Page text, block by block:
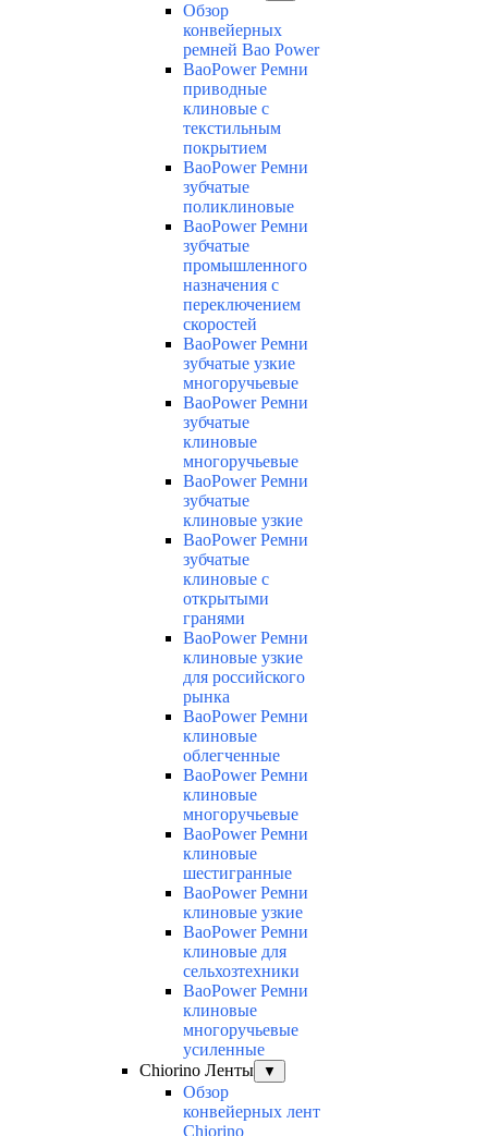
Обзор
конвейерных
ремней Bao Power
BaoPower Ремни
приводные
клиновые с
текстильным
покрытием
BaoPower Ремни
зубчатые
поликлиновые
BaoPower Ремни
зубчатые
промышленного
назначения с
переключением
скоростей
BaoPower Ремни
зубчатые узкие
многоручьевые
BaoPower Ремни
зубчатые
клиновые
многоручьевые
BaoPower Ремни
зубчатые
клиновые узкие
BaoPower Ремни
зубчатые
клиновые с
открытыми
гранями
BaoPower Ремни
клиновые узкие
для российского
рынка
BaoPower Ремни
клиновые
облегченные
BaoPower Ремни
клиновые
многоручьевые
BaoPower Ремни
клиновые
шестигранные
BaoPower Ремни
клиновые узкие
BaoPower Ремни
клиновые для
сельхозтехники
BaoPower Ремни
клиновые
многоручьевые
усиленные
Chiorino Ленты
▼
Обзор
конвейерных лент
Chiorino